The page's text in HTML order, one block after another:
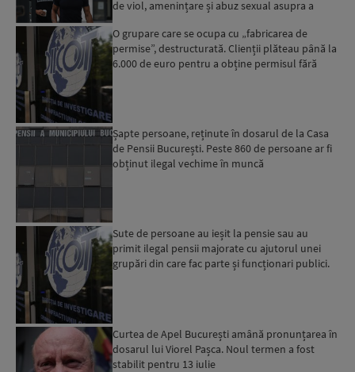
de viol, amenințare și abuz sexual asupra a
O grupare care se ocupa cu „fabricarea de
permise”, destructurată. Clienții plăteau până la
6.000 de euro pentru a obține permisul fără
Șapte persoane, reținute în dosarul de la Casa
de Pensii București. Peste 860 de persoane ar fi
obținut ilegal vechime în muncă
Sute de persoane au ieșit la pensie sau au
primit ilegal pensii majorate cu ajutorul unei
grupări din care fac parte și funcționari publici.
Curtea de Apel București amână pronunțarea în
dosarul lui Viorel Pașca. Noul termen a fost
stabilit pentru 13 iulie